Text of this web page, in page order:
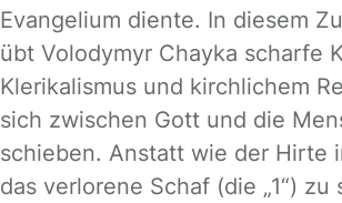
Evangelium diente. In diesem
übt Volodymyr Chayka scharfe
Klerikalismus und kirchlichem
sich zwischen Gott und die
schieben. Anstatt wie der Hirte
das verlorene Schaf (die „1“) zu